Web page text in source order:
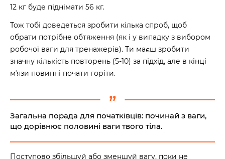
12 кг буде піднімати 56 кг.
Тож тобі доведеться зробити кілька спроб, щоб
обрати потрібне обтяження (як і у випадку з вибором
робочої ваги для тренажерів). Ти маєш зробити
значну кількість повторень (5-10) за підхід, але в кінці
мʼязи повинні почати горіти.
Загальна порада для початківців: починай з ваги,
що дорівнює половині ваги твого тіла.
Поступово збільшуй або зменшуй вагу, поки не